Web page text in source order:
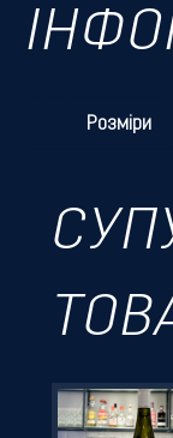
Розміри